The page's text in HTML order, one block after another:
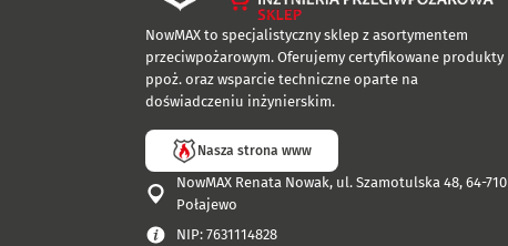
NowMAX to specjalistyczny sklep z asortymentem
przeciwpożarowym. Oferujemy certyfikowane produkty
ppoż. oraz wsparcie techniczne oparte na
doświadczeniu inżynierskim.
Nasza strona www
NowMAX Renata Nowak, ul. Szamotulska 48, 64-710
Połajewo
NIP: 7631114828